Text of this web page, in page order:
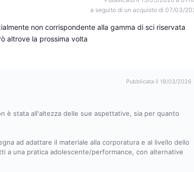
a seguito di un acquisto di 07/03/
non corrispondente alla gamma di sci riservata
altrove la prossima volta
Pubblicata il 19/03/2026
è stata all'altezza delle sue aspettative, sia per quanto
ad adattare il materiale alla corporatura e al livello dello
a una pratica adolescente/performance, con alternative